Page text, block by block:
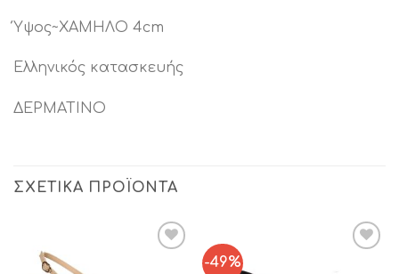
Ύψος~ΧΑΜΗΛΟ 4cm
Ελληνικός κατασκευής
ΔΕΡΜΑΤΙΝΟ
ΣΧΕΤΙΚΆ ΠΡΟΪΌΝΤΑ
-49%